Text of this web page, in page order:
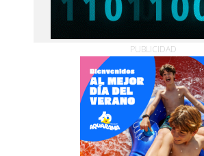
PUBLICIDAD